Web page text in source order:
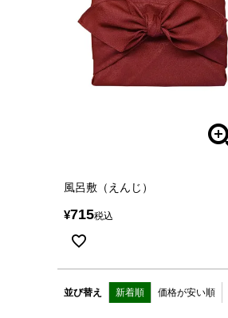
風呂敷（えんじ）
¥715税込
並び替え 新着順 価格が安い順